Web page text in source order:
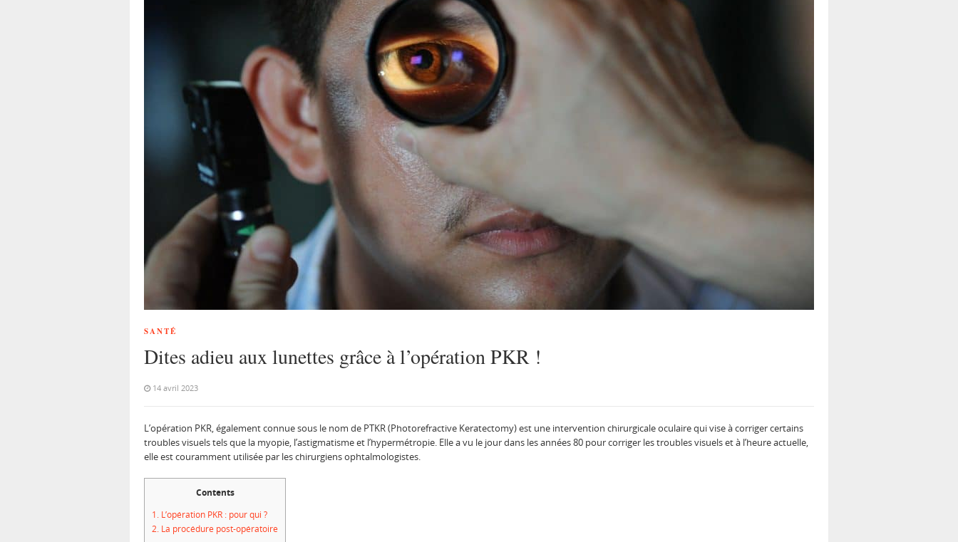
SANTÉ
Dites adieu aux lunettes grâce à l’opération PKR !
14 avril 2023
L’opération PKR, également connue sous le nom de PTKR (Photorefractive Keratectomy) est une intervention chirurgicale oculaire qui vise à corriger certains
troubles visuels tels que la myopie, l’astigmatisme et l’hypermétropie. Elle a vu le jour dans les années 80 pour corriger les troubles visuels et à l’heure actuelle,
elle est couramment utilisée par les chirurgiens ophtalmologistes.
Contents
1. L’opération PKR : pour qui ?
2. La procédure post-opératoire